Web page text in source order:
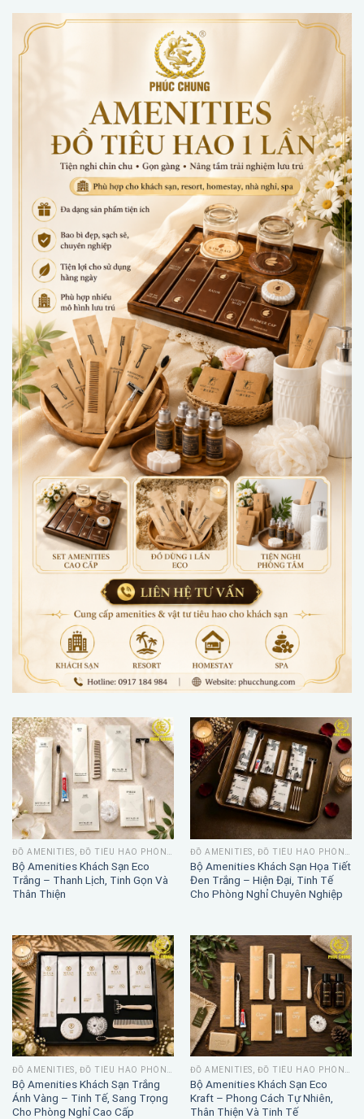
Bộ Amenities Khách Sạn Eco
Trắng – Thanh Lịch, Tinh Gọn Và
Thân Thiện
Bộ Amenities Khách Sạn Họa Tiết
Đen Trắng – Hiện Đại, Tinh Tế
Cho Phòng Nghỉ Chuyên Nghiệp
Bộ Amenities Khách Sạn Trắng
Ánh Vàng – Tinh Tế, Sang Trọng
Cho Phòng Nghỉ Cao Cấp
Bộ Amenities Khách Sạn Eco
Kraft – Phong Cách Tự Nhiên,
Thân Thiện Và Tinh Tế